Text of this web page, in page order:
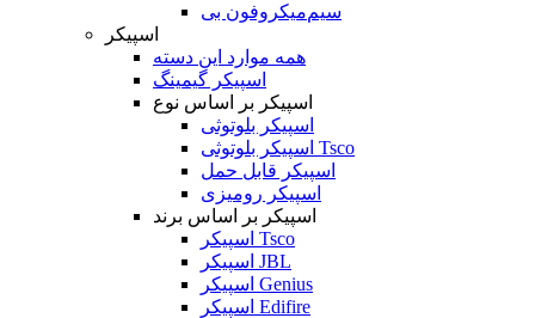
میکروفون بی‌‎سیم
اسپیکر
همه موارد این دسته
اسپیکر گیمینگ
اسپیکر بر اساس نوع
اسپیکر بلوتوثی
اسپیکر بلوتوثی Tsco
اسپیکر قابل حمل
اسپیکر رومیزی
اسپیکر بر اساس برند
اسپیکر Tsco
اسپیکر JBL
اسپیکر Genius
اسپیکر Edifire